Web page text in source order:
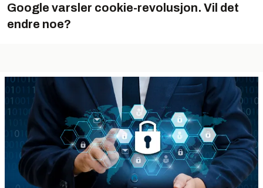
Google varsler cookie-revolusjon. Vil det
endre noe?